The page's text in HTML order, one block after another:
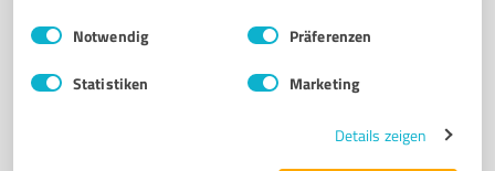
Impressum Datenschutzbestimmungen
Einwilligungsauswahl
Notwendig Präferenzen
Statistiken Marketing
Details zeigen
4,80 / 5,00